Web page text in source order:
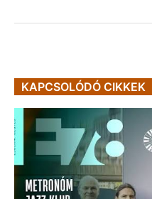
KAPCSOLÓDÓ CIKKEK